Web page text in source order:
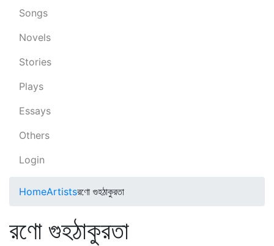
Songs
Novels
Stories
Plays
Essays
Others
Login
HomeArtistsরণো গুহঠাকুরতা
রণো গুহঠাকুরতা